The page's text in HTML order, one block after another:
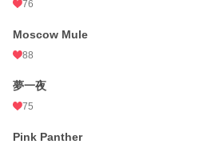
76
Moscow Mule
88
夢一夜
75
Pink Panther